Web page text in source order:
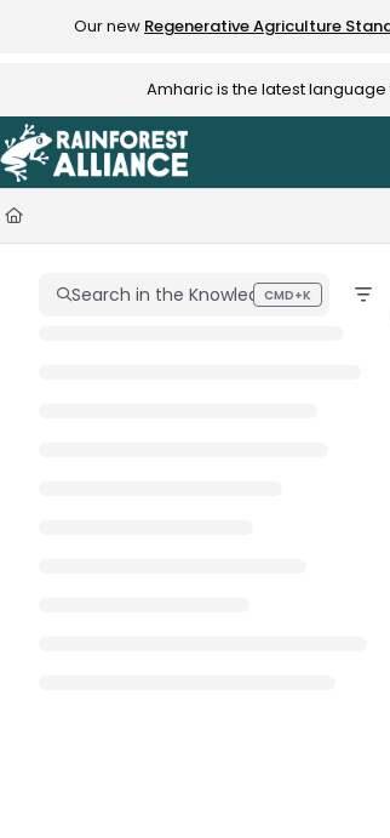
Documentation Index
Use this file to discover all available pages
Our new Regenerative Agriculture
Amharic is the latest
Search in the Knowledge Hub
CMD+K
Press CMD+K to open search